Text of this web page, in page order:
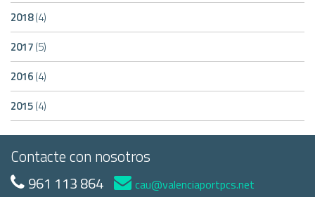
2018(4)
2017(5)
2016(4)
2015(4)
Contacte con nosotros
961 113 864 cau@valenciaportpcs.net